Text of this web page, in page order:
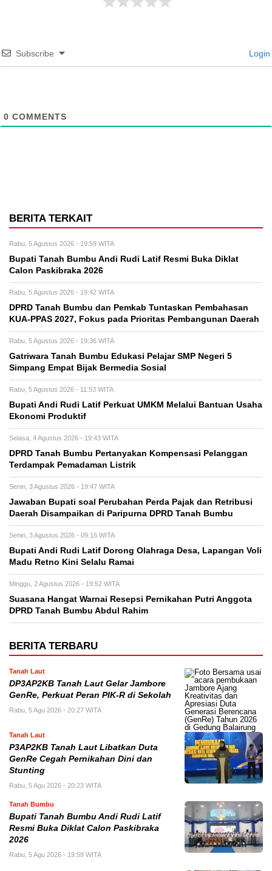
Subscribe Login
0 COMMENTS
BERITA TERKAIT
Rabu, 5 Agustus 2026 - 19:59 WITA
Bupati Tanah Bumbu Andi Rudi Latif Resmi Buka Diklat
Calon Paskibraka 2026
Rabu, 5 Agustus 2026 - 19:42 WITA
DPRD Tanah Bumbu dan Pemkab Tuntaskan Pembahasan
KUA-PPAS 2027, Fokus pada Prioritas Pembangunan Daerah
Rabu, 5 Agustus 2026 - 19:36 WITA
Gatriwara Tanah Bumbu Edukasi Pelajar SMP Negeri 5
Simpang Empat Bijak Bermedia Sosial
Rabu, 5 Agustus 2026 - 11:53 WITA
Bupati Andi Rudi Latif Perkuat UMKM Melalui Bantuan Usaha
Ekonomi Produktif
Selasa, 4 Agustus 2026 - 19:43 WITA
DPRD Tanah Bumbu Pertanyakan Kompensasi Pelanggan
Terdampak Pemadaman Listrik
Senin, 3 Agustus 2026 - 19:47 WITA
Jawaban Bupati soal Perubahan Perda Pajak dan Retribusi
Daerah Disampaikan di Paripurna DPRD Tanah Bumbu
Senin, 3 Agustus 2026 - 09:16 WITA
Bupati Andi Rudi Latif Dorong Olahraga Desa, Lapangan Voli
Madu Retno Kini Selalu Ramai
Minggu, 2 Agustus 2026 - 19:52 WITA
Suasana Hangat Warnai Resepsi Pernikahan Putri Anggota
DPRD Tanah Bumbu Abdul Rahim
BERITA TERBARU
Tanah Laut
DP3AP2KB Tanah Laut Gelar Jambore
GenRe, Perkuat Peran PIK-R di Sekolah
Rabu, 5 Agu 2026 - 20:27 WITA
Tanah Laut
P3AP2KB Tanah Laut Libatkan Duta
GenRe Cegah Pernikahan Dini dan
Stunting
Rabu, 5 Agu 2026 - 20:23 WITA
Tanah Bumbu
Bupati Tanah Bumbu Andi Rudi Latif
Resmi Buka Diklat Calon Paskibraka
2026
Rabu, 5 Agu 2026 - 19:59 WITA